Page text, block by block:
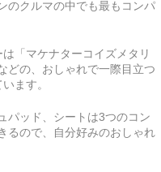
のクルマの中でも最もコンパ
「マケナターコイズメタリ
どの、おしゃれで一際目立つ
ます。
パッド、シートは3つのコン
るので、自分好みのおしゃれ